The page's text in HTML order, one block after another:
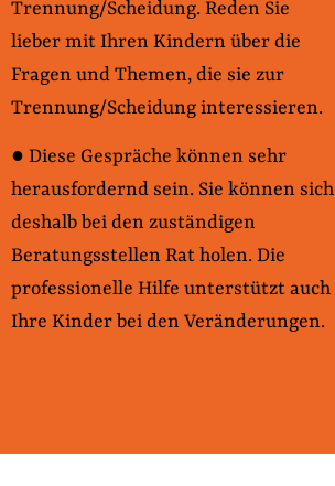
Trennung/Scheidung. Reden Sie
lieber mit Ihren Kindern über die
Fragen und Themen, die sie zur
Trennung/Scheidung interessieren.
● Diese Gespräche können sehr
herausfordernd sein. Sie können sich
deshalb bei den zuständigen
Beratungsstellen Rat holen. Die
professionelle Hilfe unterstützt auch
Ihre Kinder bei den Veränderungen.